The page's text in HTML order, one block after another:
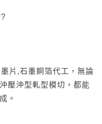
片,石墨銅箔代工，無論
壓沖型軋型模切，都能
。